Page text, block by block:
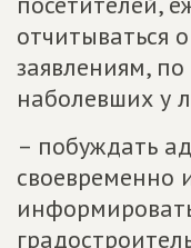
отчитываться
заявлениям,
наболевших у
– побуждать
своевременно